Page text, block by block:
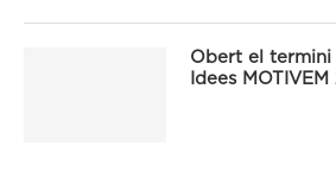
Obert el termini
Idees